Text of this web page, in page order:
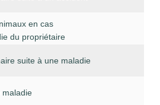
en cas
du propriétaire
suite à une maladie
maladie